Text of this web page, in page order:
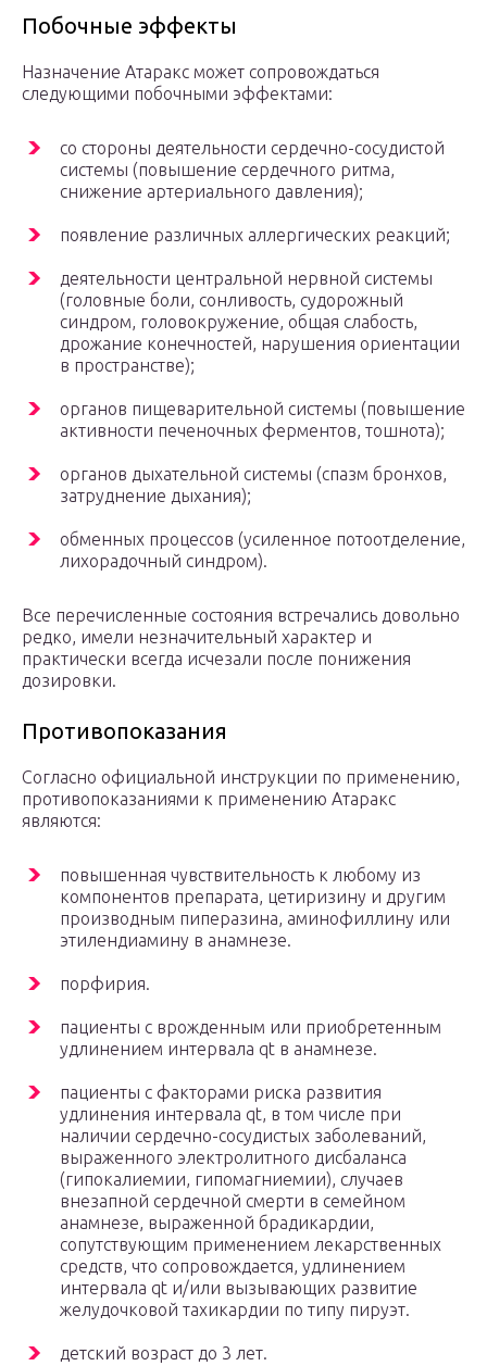
Побочные эффекты
Назначение Атаракс может сопровождаться
следующими побочными эффектами:
со стороны деятельности сердечно-сосудистой
системы (повышение сердечного ритма,
снижение артериального давления);
появление различных аллергических реакций;
деятельности центральной нервной системы
(головные боли, сонливость, судорожный
синдром, головокружение, общая слабость,
дрожание конечностей, нарушения ориентации
в пространстве);
органов пищеварительной системы (повышение
активности печеночных ферментов, тошнота);
органов дыхательной системы (спазм бронхов,
затруднение дыхания);
обменных процессов (усиленное потоотделение,
лихорадочный синдром).
Все перечисленные состояния встречались довольно
редко, имели незначительный характер и
практически всегда исчезали после понижения
дозировки.
Противопоказания
Согласно официальной инструкции по применению,
противопоказаниями к применению Атаракс
являются:
повышенная чувствительность к любому из
компонентов препарата, цетиризину и другим
производным пиперазина, аминофиллину или
этилендиамину в анамнезе.
порфирия.
пациенты с врожденным или приобретенным
удлинением интервала qt в анамнезе.
пациенты с факторами риска развития
удлинения интервала qt, в том числе при
наличии сердечно-сосудистых заболеваний,
выраженного электролитного дисбаланса
(гипокалиемии, гипомагниемии), случаев
внезапной сердечной смерти в семейном
анамнезе, выраженной брадикардии,
сопутствующим применением лекарственных
средств, что сопровождается, удлинением
интервала qt и/или вызывающих развитие
желудочковой тахикардии по типу пируэт.
детский возраст до 3 лет.